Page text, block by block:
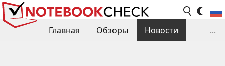
Главная Обзоры
Новости
...